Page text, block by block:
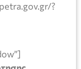
?